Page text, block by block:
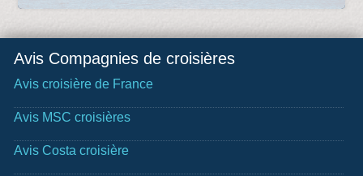
Avis Compagnies de croisières
Avis croisière de France
Avis MSC croisières
Avis Costa croisière